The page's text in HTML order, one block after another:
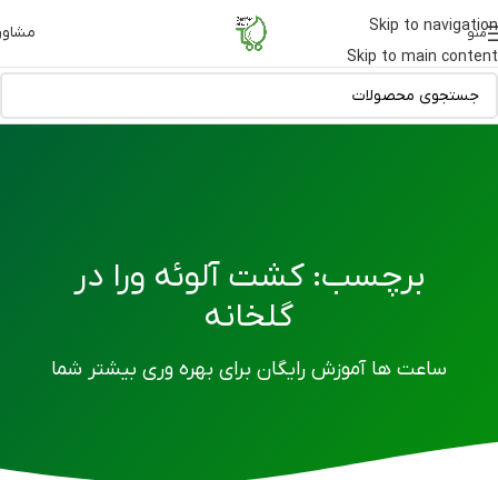
Skip to navigation
Skip to main content
منو
برچسب: کشت آلوئه ورا در
گلخانه
ساعت ها آموزش رایگان برای بهره وری بیشتر شما